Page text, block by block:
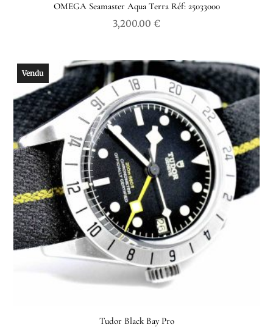
OMEGA Seamaster Aqua Terra Réf: 25033000
3,200.00 €
Vendu
Tudor Black Bay Pro